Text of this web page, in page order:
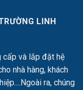
LINH
cấp và lắp đặt hệ
nhà hàng, khách
ra, chúng